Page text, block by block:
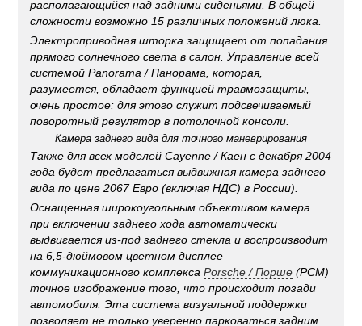
располагающийся над задними сиденьями. В общей
сложности возможно 15 различных положений люка.
Электроприводная шторка защищает от попадания
прямого солнечного света в салон. Управление всей
системой Panorama / Панорама, которая,
разумеется, обладает функцией травмозащиты,
очень простое: для этого служит подсвечиваемый
поворотный регулятор в потолочной консоли.
Камера заднего вида для точного маневрирования
Также для всех моделей Cayenne / Каен с декабря 2004
года будет предлагаться выдвижная камера заднего
вида по цене 2067 Евро (включая НДС) в России).
Оснащенная широкоугольным объективом камера
при включении заднего хода автоматически
выдвигается из-под заднего стекла и воспроизводит
на 6,5-дюймовом цветном дисплее
коммуникационного комплексаPorsche / Порше (PCM)
точное изображение того, что происходит позади
автомобиля. Эта система визуальной поддержки
позволяет не только уверенно парковаться задним